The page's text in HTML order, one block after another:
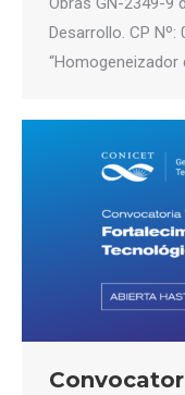
Desarrollo. CP Nº:
“Homogeneizador